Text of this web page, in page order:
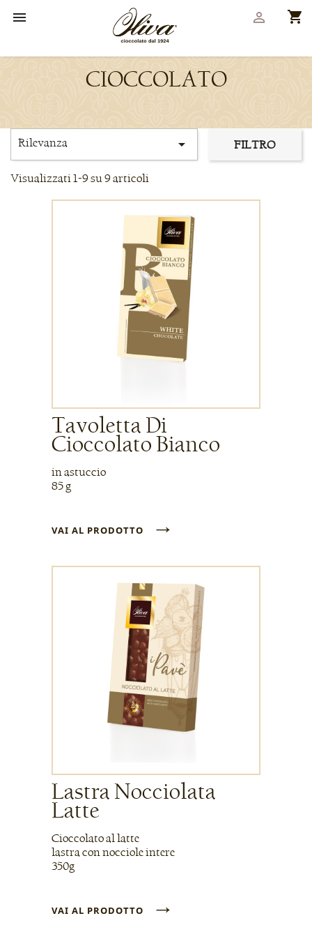
 shopping_cart

CIOCCOLATO
Rilevanza  FILTRO
Visualizzati 1-9 su 9 articoli
Tavoletta Di
Cioccolato Bianco
in astuccio
85 g
VAI AL PRODOTTO →
Lastra Nocciolata
Latte
Cioccolato al latte
lastra con nocciole intere
350g
VAI AL PRODOTTO →